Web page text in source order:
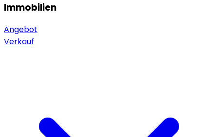
Immobilien
Angebot
Verkauf